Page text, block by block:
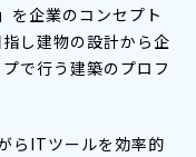
を企業のコンセプト
し建物の設計から企
で行う建築のプロフ
らITツールを効率的